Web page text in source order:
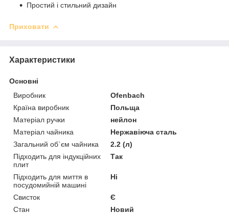
Простий і стильний дизайн
Приховати
Характеристики
Основні
Виробник
Ofenbach
Країна виробник
Польща
Матеріал ручки
нейлон
Матеріал чайника
Нержавіюча сталь
Загальний об`єм чайника
2.2 (л)
Підходить для індукційних
плит
Так
Підходить для миття в
посудомийній машині
Ні
Свисток
Є
Стан
Новий